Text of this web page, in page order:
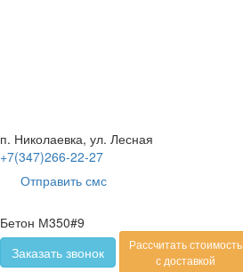
п. Николаевка, ул. Лесная
+7(347)266-22-27
Отправить смс
Бетон М350#9
Заказать звонок
Рассчитать стоимость
с доставкой